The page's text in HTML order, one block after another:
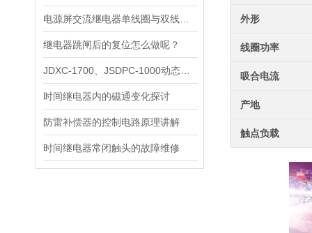
继电器跳闸后的复位怎么做呢？
时间继电器内的磁通变化探讨
防雷补偿器的控制电路原理讲解
时间继电器常闭触头的故障维修
外形
线圈功率
吸合电流
产地
触点负载